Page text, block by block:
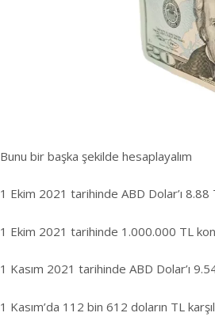
Bunu bir başka şekilde hesaplayalım
1 Ekim 2021 tarihinde ABD Dolar’ı 8.88
1 Ekim 2021 tarihinde 1.000.000 TL
1 Kasım 2021 tarihinde ABD Dolar’ı
1 Kasım’da 112 bin 612 doların TL